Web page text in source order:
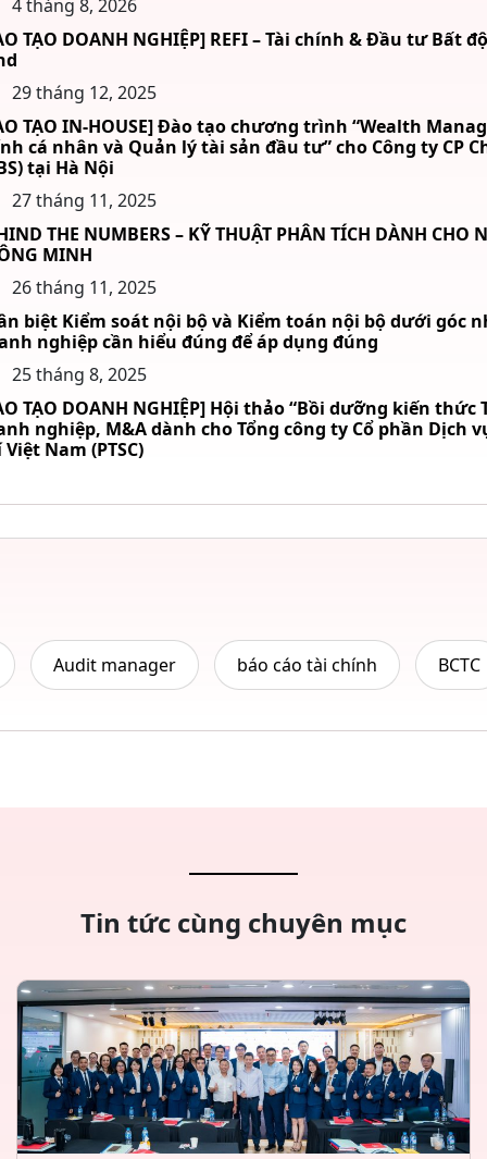
4 tháng 8, 2026
TẠO DOANH NGHIỆP] REFI – Tài chính & Đầu tư Bất
29 tháng 12, 2025
TẠO IN-HOUSE] Đào tạo chương trình “Wealth
cá nhân và Quản lý tài sản đầu tư” cho Công ty CP
tại Hà Nội
27 tháng 11, 2025
THE NUMBERS – KỸ THUẬT PHÂN TÍCH DÀNH CHO
MINH
26 tháng 11, 2025
biệt Kiểm soát nội bộ và Kiểm toán nội bộ dưới góc
nghiệp cần hiểu đúng để áp dụng đúng
25 tháng 8, 2025
TẠO DOANH NGHIỆP] Hội thảo “Bồi dưỡng kiến thức
nghiệp, M&A dành cho Tổng công ty Cổ phần Dịch
Nam (PTSC)
Audit manager báo cáo tài chính BCTC
Tin tức cùng chuyên mục